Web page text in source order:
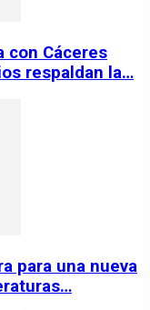
con Cáceres
respaldan la…
para una nueva